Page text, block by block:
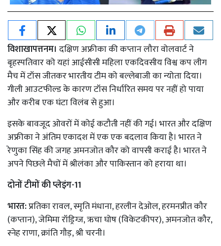
विशाखापत्तनम। दक्षिण अफ्रीका की कप्तान लौरा वोलवार्ट ने
बृहस्पतिवार को यहां आईसीसी महिला एकदिवसीय विश्व कप लीग
मैच में टॉस जीतकर भारतीय टीम को बल्लेबाजी का न्योता दिया।
गीली आउटफील्ड के कारण टॉस निर्धारित समय पर नहीं हो पाया
और करीब एक घंटा विलंब से हुआ।
इसके बावजूद ओवरों में कोई कटौती नहीं की गई। भारत और दक्षिण
अफ्रीका ने अंतिम एकादश में एक एक बदलाव किया है। भारत ने
रेणुका सिंह की जगह अमनजोत कौर को वापसी कराई है। भारत ने
अपने पिछले मैचों में श्रीलंका और पाकिस्तान को हराया था।
दोनों टीमों की प्लेइंग-11
भारत:प्रतिका रावल, स्मृति मंधाना, हरलीन देओल, हरमनप्रीत कौर
(कप्तान), जेमिमा रॉड्रिग्ज, ऋचा घोष (विकेटकीपर), अमनजोत कौर,
स्नेह राणा, क्रांति गौड़, श्री चरनी।